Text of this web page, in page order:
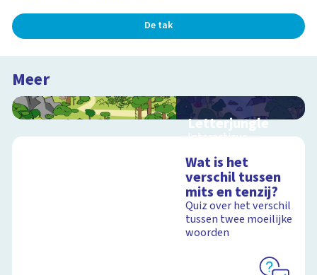
De tak
Meer
Letterjungle
Interactieve
letters en klanken
Schoolplaat
Wat is het
verschil tussen
mits en tenzij?
Quiz over het verschil
tussen twee moeilijke
woorden